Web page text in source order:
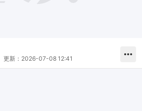
更新： 2026-07-08 12:41